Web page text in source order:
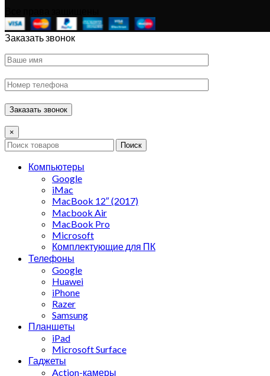
Заказать звонок
×
Поиск
Компьютеры
Google
iMac
MacBook 12″ (2017)
Macbook Air
MacBook Pro
Microsoft
Комплектующие для ПК
Телефоны
Google
Huawei
iPhone
Razer
Samsung
Планшеты
iPad
Microsoft Surface
Гаджеты
Action-камеры